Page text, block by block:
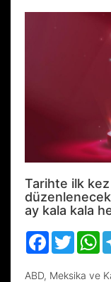
Tarihte ilk
düzenlenecek
ay kala kala
Facebook
Twitter
ABD, Meksika ve